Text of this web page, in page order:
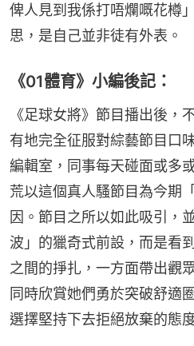
俾人見到我係打唔爛嘅花樽
思，是自己並非徒有外表。
《01體育》小編後記：
《足球女將》節目播出後，
有地完全征服對綜藝節目口
編輯室，同事每天碰面或多
荒以這個真人騷節目為今期
因。節目之所以如此吸引，
波」的獵奇式前設，而是看
之間的掙扎，一方面帶出觀
同時欣賞她們勇於突破舒適
選擇堅持下去拒絕放棄的態